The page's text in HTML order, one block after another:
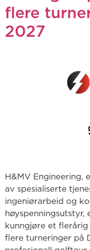
flere
2027
H&MV Engineering,
av spesialiserte
ingeniørarbeid og
høyspenningsutstyr,
kunngjøre et
flere turneringer på